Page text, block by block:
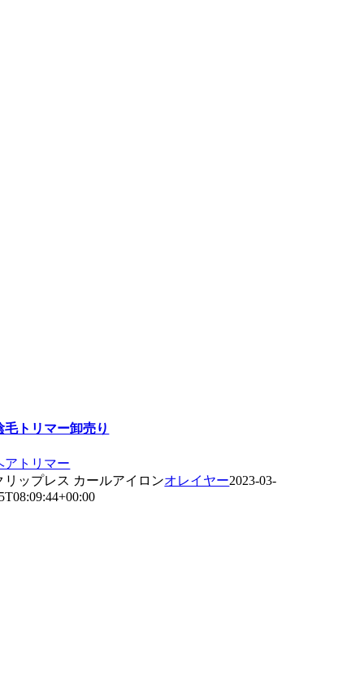
毛トリマー卸売り
アトリマー
リップレス カールアイロンオレイヤー2023-03-